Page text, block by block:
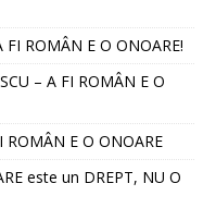
FI ROMÂN E O ONOARE!
– A FI ROMÂN E O
ROMÂN E O ONOARE
este un DREPT, NU O